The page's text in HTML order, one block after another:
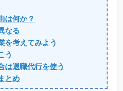
は何か？
なる
を考えてみよう
う
は退職代行を使う
とめ